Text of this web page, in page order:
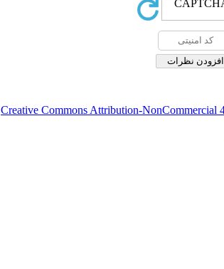
Creative Commons Attribution-NonCommercial